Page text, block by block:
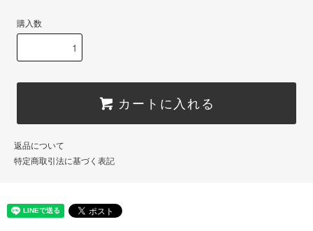
購入数
カートに入れる
返品について
特定商取引法に基づく表記